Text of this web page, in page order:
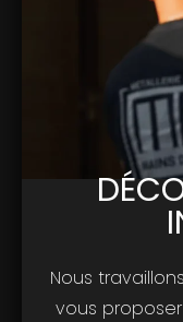
Nous
vous